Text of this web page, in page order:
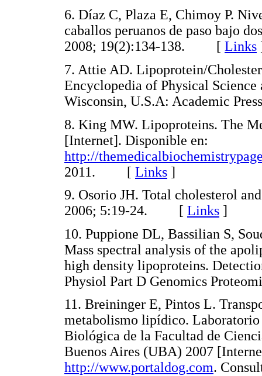
6. Díaz C, Plaza E, Chimoy P.
caballos peruanos de paso bajo
2008; 19(2):134-138. [ Links
7. Attie AD. Lipoprotein/
Encyclopedia of Physical
Wisconsin, U.S.A: Academic
8. King MW. Lipoproteins. The
[Internet]. Disponible en:
http://
2011. [ Links ]
9. Osorio JH. Total cholesterol
2006; 5:19-24. [ Links ]
10. Puppione DL, Bassilian S,
Mass spectral analysis of the
high density lipoproteins.
Physiol Part D Genomics
11. Breininger E, Pintos L.
metabolismo lipídico.
Biológica de la Facultad de
Buenos Aires (UBA) 2007
http://www.portaldog.com.